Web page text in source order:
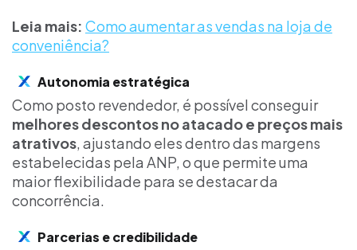
Leia mais: Como aumentar as vendas na loja de
conveniência?
Autonomia estratégica
Como posto revendedor, é possível conseguir
melhores descontos no atacado e preços mais
atrativos, ajustando eles dentro das margens
estabelecidas pela ANP, o que permite uma
maior flexibilidade para se destacar da
concorrência.
Parcerias e credibilidade